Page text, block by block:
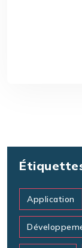
Application